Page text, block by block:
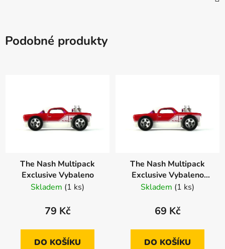
Podobné produkty
The Nash Multipack
Exclusive Vybaleno
Skladem (1 ks)
79 Kč
DO KOŠÍKU
The Nash Multipack
Exclusive Vybaleno
Error
Skladem (1 ks)
69 Kč
DO KOŠÍKU